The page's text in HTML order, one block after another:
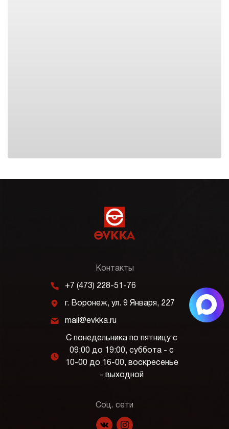
Контакты
m +7 (473) 228-51-76
j г. Воронеж, ул. 9 Января, 227
k mail@evkka.ru
l
С понедельника по пятницу с
09:00 до 19:00, суббота - с
10-00 до 16-00, воскресенье
- выходной
Соц. сети
f p